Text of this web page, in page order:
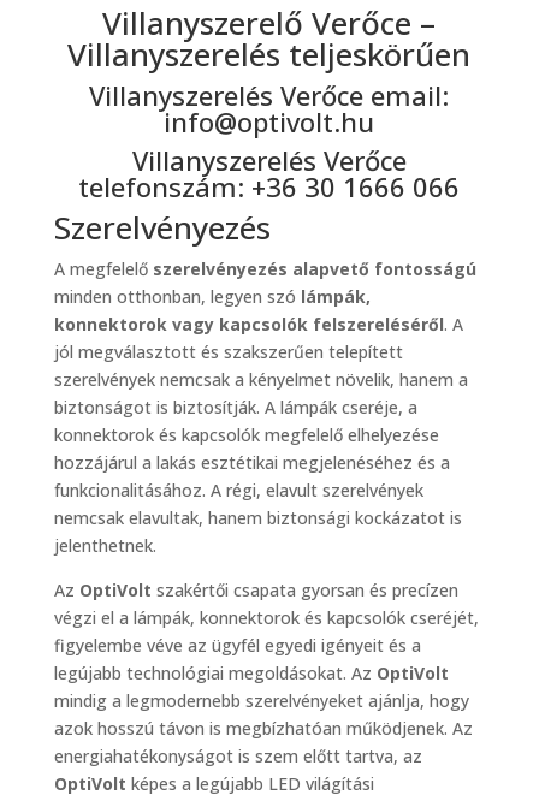
Villanyszerelő Verőce –
Villanyszerelés teljeskörűen
Villanyszerelés Verőce email:
info@optivolt.hu
Villanyszerelés Verőce
telefonszám: +36 30 1666 066
Szerelvényezés
A megfelelő szerelvényezés alapvető fontosságú
minden otthonban, legyen szó lámpák,
konnektorok vagy kapcsolók felszereléséről. A
jól megválasztott és szakszerűen telepített
szerelvények nemcsak a kényelmet növelik, hanem a
biztonságot is biztosítják. A lámpák cseréje, a
konnektorok és kapcsolók megfelelő elhelyezése
hozzájárul a lakás esztétikai megjelenéséhez és a
funkcionalitásához. A régi, elavult szerelvények
nemcsak elavultak, hanem biztonsági kockázatot is
jelenthetnek.
Az OptiVolt szakértői csapata gyorsan és precízen
végzi el a lámpák, konnektorok és kapcsolók cseréjét,
figyelembe véve az ügyfél egyedi igényeit és a
legújabb technológiai megoldásokat. Az OptiVolt
mindig a legmodernebb szerelvényeket ajánlja, hogy
azok hosszú távon is megbízhatóan működjenek. Az
energiahatékonyságot is szem előtt tartva, az
OptiVolt képes a legújabb LED világítási